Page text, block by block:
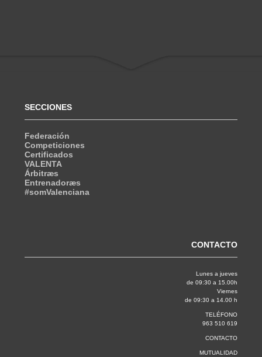
SECCIONES
Federación
Competiciones
Certificados
VALENTA
Árbitræs
Entrenadoræs
#somValenciana
CONTACTO
Lunes a jueves
de 09:30 a 15.00h
Viernes
de 09:30 a 14.00 h
TELÉFONO
963 510 619
CONTACTO
MUTUALIDAD